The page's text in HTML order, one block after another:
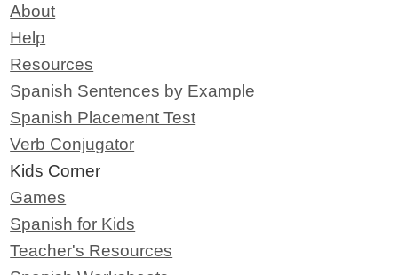
About
Help
Resources
Spanish Sentences by Example
Spanish Placement Test
Verb Conjugator
Kids Corner
Games
Spanish for Kids
Teacher's Resources